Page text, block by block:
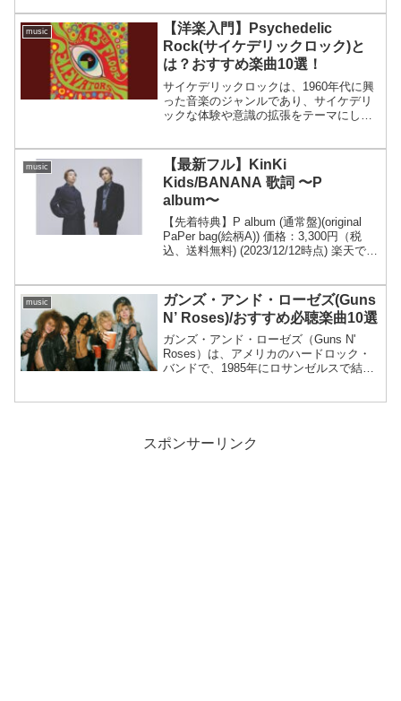
のあきらめたはずの恋が 今もまだ...
music
【洋楽入門】Psychedelic
Rock(サイケデリックロック)と
は？おすすめ楽曲10選！
サイケデリックロックは、1960年代に興
った音楽のジャンルであり、サイケデリ
ックな体験や意識の拡張をテーマにした
アートやカウンターカルチャーの影響を
受けながら、従来のロ...
music
【最新フル】KinKi
Kids/BANANA 歌詞 〜P
album〜
【先着特典】P album (通常盤)(original
PaPer bag(絵柄A)) 価格：3,300円（税
込、送料無料) (2023/12/12時点) 楽天で購
music
ガンズ・アンド・ローゼズ(Guns
N’ Roses)/おすすめ必聴楽曲10選
ガンズ・アンド・ローゼズ（Guns N'
Roses）は、アメリカのハードロック・
バンドで、1985年にロサンゼルスで結成
スポンサーリンク